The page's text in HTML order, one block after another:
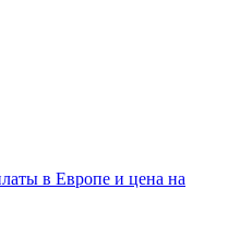
в Европе и цена на